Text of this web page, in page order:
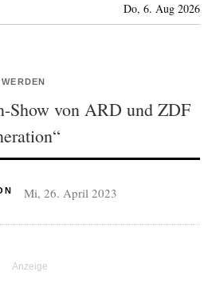
Do, 6. Aug 2026
Show von ARD und ZDF
Mi, 26. April 2023